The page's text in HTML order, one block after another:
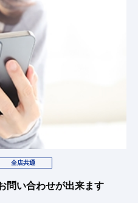
全店共通
問い合わせが出来ます